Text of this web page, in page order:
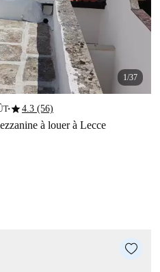
1/37
■star4.3 (56)
à louer à Lecce